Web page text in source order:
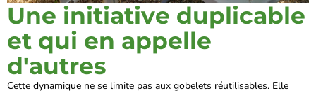
Une initiative duplicable
et qui en appelle
d'autres
Cette dynamique ne se limite pas aux gobelets réutilisables. Elle